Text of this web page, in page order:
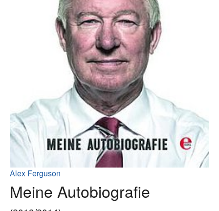
Alex Ferguson
Meine Autobiografie